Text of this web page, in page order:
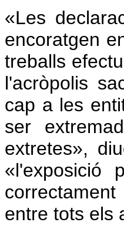
«Les
encoratgen
treballs
l'acròpolis
cap a les
ser
extretes»,
«l'exposició
entre tots els